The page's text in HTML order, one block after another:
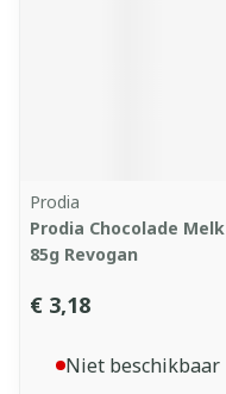
Prodia
Prodia Chocolade Melk
85g Revogan
€ 3,18
Niet beschikbaar